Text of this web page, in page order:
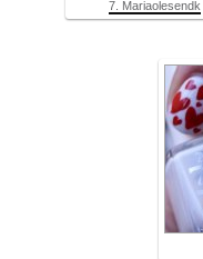
7. Mariaolesendk